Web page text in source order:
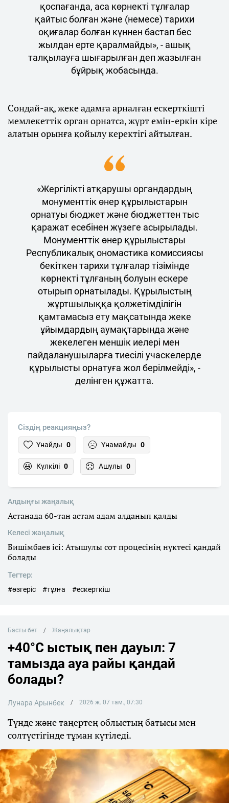
қоспағанда, аса көрнекті тұлғалар
қайтыс болған және (немесе) тарихи
оқиғалар болған күннен бастап бес
жылдан ерте қаралмайды», - ашық
талқылауға шығарылған деп жазылған
бұйрық жобасында.
Сондай-ақ, жеке адамға арналған ескерткішті
мемлекеттік орган орнатса, жұрт емін-еркін кіре
алатын орынға қойылу керектігі айтылған.
«Жергілікті атқарушы органдардың
монументтік өнер құрылыстарын
орнатуы бюджет және бюджеттен тыс
қаражат есебінен жүзеге асырылады.
Монументтік өнер құрылыстары
Республикалық ономастика комиссиясы
бекіткен тарихи тұлғалар тізімінде
көрнекті тұлғаның болуын ескере
отырып орнатылады. Құрылыстың
жұртшылыққа қолжетімділігін
қамтамасыз ету мақсатында жеке
ұйымдардың аумақтарында және
жекелеген меншік иелері мен
пайдаланушыларға тиесілі учаскелерде
құрылысты орнатуға жол берілмейді», -
делінген құжатта.
Сіздің реакцияңыз?
Ұнайды 0 Ұнамайды 0
Күлкілі 0 Ашулы 0
Алдыңғы жаңалық
Астанада 60-тан астам адам алданып қалды
Келесі жаңалық
Бишімбаев ісі: Атышулы сот процесінің нүктесі қандай
болады
Тегтер:
#өзгеріс #тұлға #ескерткіш
Басты бет Жаңалықтар
+40°C ыстық пен дауыл: 7
тамызда ауа райы қандай
болады?
Лунара Арынбек 2026 ж. 07 там., 07:30
Түнде және таңертең облыстың батысы мен
солтүстігінде тұман күтіледі.